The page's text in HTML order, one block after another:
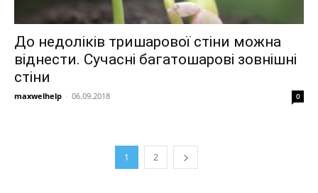
До недоліків тришарової стіни можна
віднести. Сучасні багатошарові зовнішні
стіни
maxwelhelp - 06.09.2018 0
1 2